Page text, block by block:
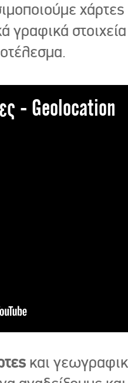
χάρτες
γραφικά στοιχεία
- Geolocation
και